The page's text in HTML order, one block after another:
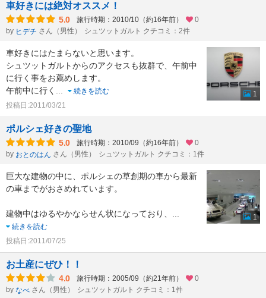
車好きには絶対オススメ！
5.0 旅行時期：2010/10（約16年前）
0
by ヒデチ さん（男性） シュツットガルト クチコミ：2件
車好きにはたまらないと思います。
シュツットガルトからのアクセスも抜群で、午前中
に行く事をお薦めします。
午前中に行く
続きを読む
投稿日:2011/03/21
1
ポルシェ好きの聖地
5.0 旅行時期：2010/09（約16年前）
0
by おとのはん さん（男性） シュツットガルト クチコミ：1件
巨大な建物の中に、ポルシェの草創期の車から最新
の車までがおさめれています。
建物中はゆるやかならせん状になっており、
続きを読む
投稿日:2011/07/25
1
お土産にぜひ！！
4.0 旅行時期：2005/09（約21年前）
0
by なべ さん（男性） シュツットガルト クチコミ：1件